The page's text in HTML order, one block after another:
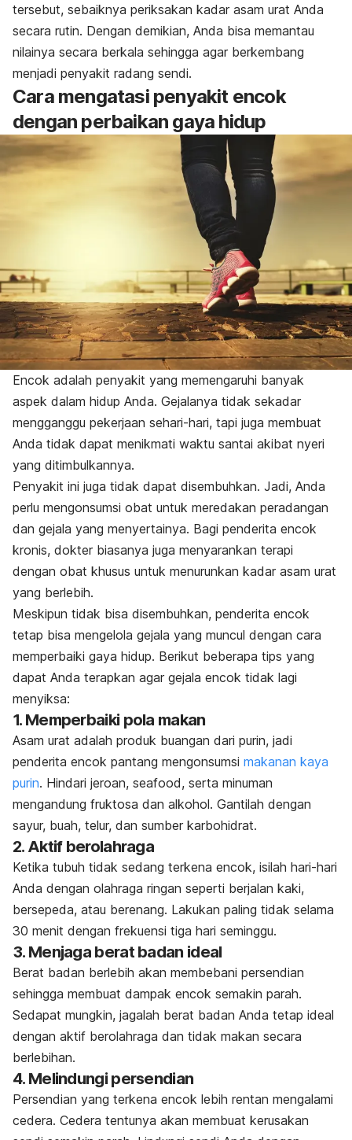
tersebut, sebaiknya periksakan kadar asam urat Anda
secara rutin. Dengan demikian, Anda bisa memantau
nilainya secara berkala sehingga agar berkembang
menjadi penyakit radang sendi.
Cara mengatasi penyakit encok
dengan perbaikan gaya hidup
Encok adalah penyakit yang memengaruhi banyak
aspek dalam hidup Anda. Gejalanya tidak sekadar
mengganggu pekerjaan sehari-hari, tapi juga membuat
Anda tidak dapat menikmati waktu santai akibat nyeri
yang ditimbulkannya.
Penyakit ini juga tidak dapat disembuhkan. Jadi, Anda
perlu mengonsumsi obat untuk meredakan peradangan
dan gejala yang menyertainya. Bagi penderita encok
kronis, dokter biasanya juga menyarankan terapi
dengan obat khusus untuk menurunkan kadar asam urat
yang berlebih.
Meskipun tidak bisa disembuhkan, penderita encok
tetap bisa mengelola gejala yang muncul dengan cara
memperbaiki gaya hidup. Berikut beberapa tips yang
dapat Anda terapkan agar gejala encok tidak lagi
menyiksa:
1. Memperbaiki pola makan
Asam urat adalah produk buangan dari purin, jadi
penderita encok pantang mengonsumsi makanan kaya
purin. Hindari jeroan, seafood, serta minuman
mengandung fruktosa dan alkohol. Gantilah dengan
sayur, buah, telur, dan sumber karbohidrat.
2. Aktif berolahraga
Ketika tubuh tidak sedang terkena encok, isilah hari-hari
Anda dengan olahraga ringan seperti berjalan kaki,
bersepeda, atau berenang. Lakukan paling tidak selama
30 menit dengan frekuensi tiga hari seminggu.
3. Menjaga berat badan ideal
Berat badan berlebih akan membebani persendian
sehingga membuat dampak encok semakin parah.
Sedapat mungkin, jagalah berat badan Anda tetap ideal
dengan aktif berolahraga dan tidak makan secara
berlebihan.
4. Melindungi persendian
Persendian yang terkena encok lebih rentan mengalami
cedera. Cedera tentunya akan membuat kerusakan